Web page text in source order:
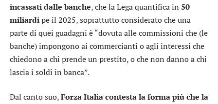
incassati dalle banche, che la Lega quantifica in 50
miliardipe il 2025, soprattutto considerato che una
parte di quei guadagni è “dovuta alle commissioni che (le
banche) impongono ai commercianti o agli interessi che
chiedono a chi prende un prestito, o che non danno a chi
lascia i soldi in banca”.
Dal canto suo,Forza Italia contesta la forma più che la